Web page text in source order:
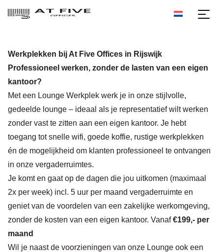
Werkplekken bij At Five Offices in Rijswijk
Professioneel werken, zonder de lasten van een eigen
kantoor?
Met een Lounge Werkplek werk je in onze stijlvolle,
gedeelde lounge – ideaal als je representatief wilt werken
zonder vast te zitten aan een eigen kantoor. Je hebt
toegang tot snelle wifi, goede koffie, rustige werkplekken
én de mogelijkheid om klanten professioneel te ontvangen
in onze vergaderruimtes.
Je komt en gaat op de dagen die jou uitkomen (maximaal
2x per week) incl. 5 uur per maand vergaderruimte en
geniet van de voordelen van een zakelijke werkomgeving,
zonder de kosten van een eigen kantoor. Vanaf€199,- per
maand
Wil je naast de voorzieningen van onze Lounge ook een